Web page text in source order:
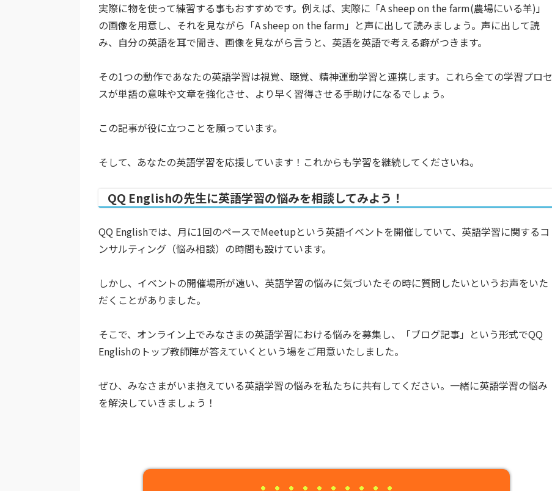
実際に物を使って練習する事もおすすめです。例えば、実際に「A sheep on the farm(農場にいる羊)」
の画像を用意し、それを見ながら「A sheep on the farm」と声に出して読みましょう。声に出して読
み、自分の英語を耳で聞き、画像を見ながら言うと、英語を英語で考える癖がつきます。
その1つの動作であなたの英語学習は視覚、聴覚、精神運動学習と連携します。これら全ての学習プロセ
スが単語の意味や文章を強化させ、より早く習得させる手助けになるでしょう。
この記事が役に立つことを願っています。
そして、あなたの英語学習を応援しています！これからも学習を継続してくださいね。
QQ Englishの先生に英語学習の悩みを相談してみよう！
QQ Englishでは、月に1回のペースでMeetupという英語イベントを開催していて、英語学習に関するコ
ンサルティング（悩み相談）の時間も設けています。
しかし、イベントの開催場所が遠い、英語学習の悩みに気づいたその時に質問したいというお声をいた
だくことがありました。
そこで、オンライン上でみなさまの英語学習における悩みを募集し、「ブログ記事」という形式でQQ
Englishのトップ教師陣が答えていくという場をご用意いたしました。
ぜひ、みなさまがいま抱えている英語学習の悩みを私たちに共有してください。一緒に英語学習の悩み
を解決していきましょう！